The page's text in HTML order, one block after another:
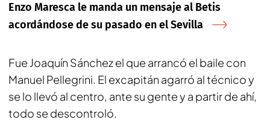
Enzo Maresca le manda un mensaje al Betis
acordándose de su pasado en el Sevilla
Fue Joaquín Sánchez el que arrancó el baile con
Manuel Pellegrini. El excapitán agarró al técnico y
se lo llevó al centro, ante su gentey a partir de ahí,
todo se descontroló.